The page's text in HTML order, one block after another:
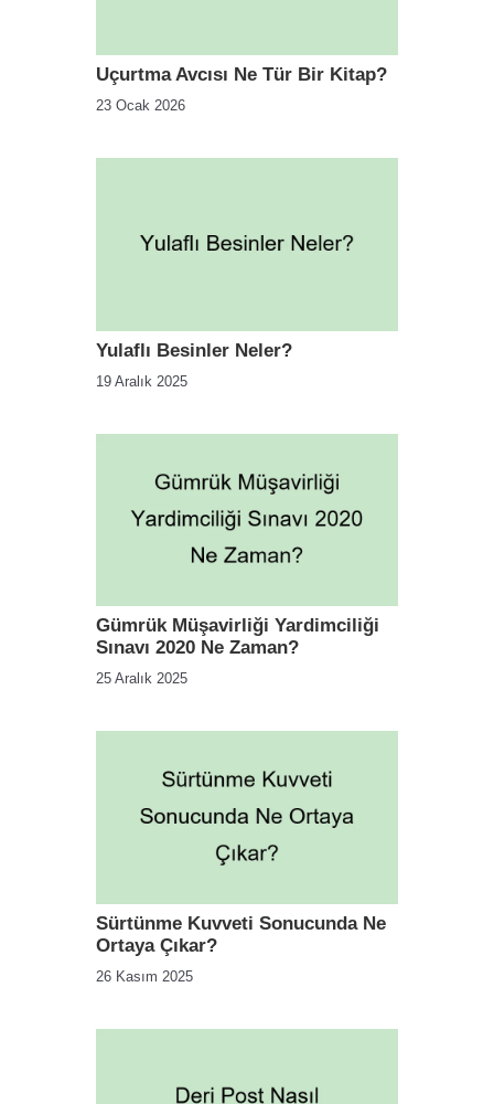
Uçurtma Avcısı Ne Tür Bir Kitap?
23 Ocak 2026
Yulaflı Besinler Neler?
19 Aralık 2025
Gümrük Müşavirliği Yardimciliği
Sınavı 2020 Ne Zaman?
25 Aralık 2025
Sürtünme Kuvveti Sonucunda Ne
Ortaya Çıkar?
26 Kasım 2025